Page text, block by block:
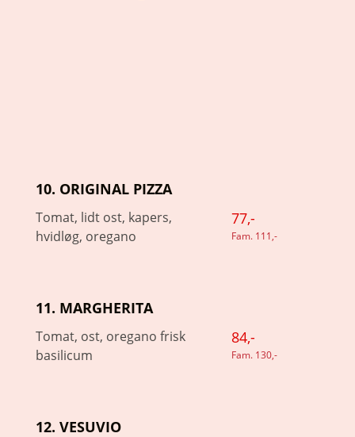
10. ORIGINAL PIZZA
Tomat, lidt ost, kapers,
hvidløg, oregano
77,-
Fam. 111,-
11. MARGHERITA
Tomat, ost, oregano frisk
basilicum
84,-
Fam. 130,-
12. VESUVIO